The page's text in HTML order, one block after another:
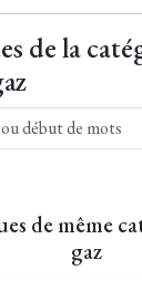
de la
de même
gaz